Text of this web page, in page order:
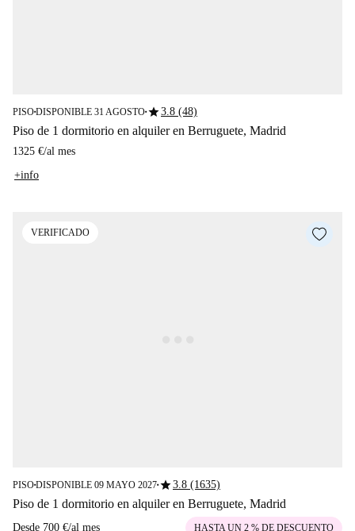
PISO■DISPONIBLE 31 AGOSTO■star3.8 (48)
Piso de 1 dormitorio en alquiler en Berruguete, Madrid
1325 €/al mes
+info
VERIFICADO
PISO■DISPONIBLE 09 MAYO 2027■star3.8 (1635)
Piso de 1 dormitorio en alquiler en Berruguete, Madrid
Desde 700 €/al mes HASTA UN 2 % DE DESCUENTO